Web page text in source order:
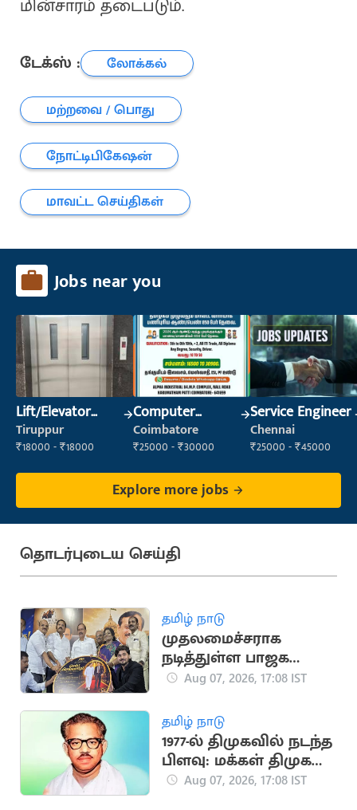
மின்சாரம் தடைபடும்.
டேக்ஸ் :
லோக்கல்
மற்றவை / பொது
நோட்டிபிகேஷன்
மாவட்ட செய்திகள்
Jobs near you
Lift/Elevator
Technician
Tiruppur
₹18000 - ₹18000
Computer
Operator
Coimbatore
₹25000 - ₹30000
Service Engineer
Chennai
₹25000 - ₹45000
Explore more jobs
தொடர்புடைய செய்தி
தமிழ் நாடு
முதலமைச்சராக
நடித்துள்ள பாஜக
மூத்த தலைவர்
Aug 07, 2026, 17:08 IST
தமிழ் நாடு
1977-ல் திமுகவில் நடந்த
பிளவு: மக்கள் திமுக
உருவான வரலாறு!
Aug 07, 2026, 17:08 IST